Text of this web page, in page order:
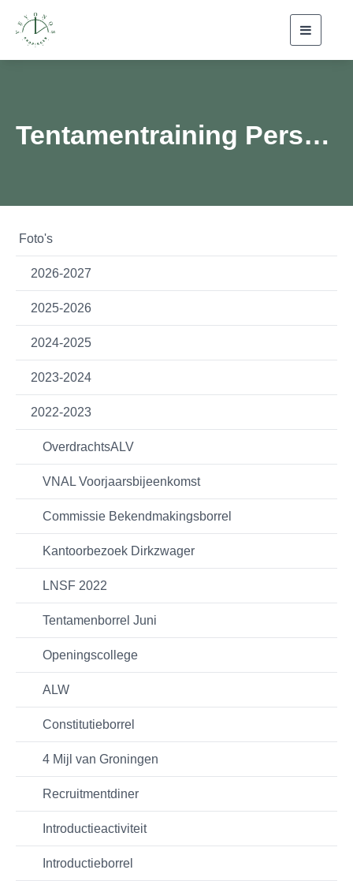
Tentamentraining Personen- en Familierecht en Erfrecht
Foto's
2026-2027
2025-2026
2024-2025
2023-2024
2022-2023
OverdrachtsALV
VNAL Voorjaarsbijeenkomst
Commissie Bekendmakingsborrel
Kantoorbezoek Dirkzwager
LNSF 2022
Tentamenborrel Juni
Openingscollege
ALW
Constitutieborrel
4 Mijl van Groningen
Recruitmentdiner
Introductieactiviteit
Introductieborrel